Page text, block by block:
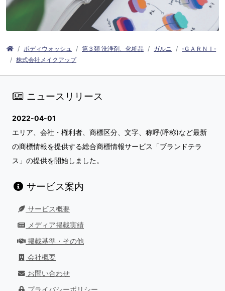
ボディウォッシュ 第３類 洗浄剤、化粧品 ガルニ
‐ＧＡＲＮＩ‐
株式会社メイクアップ
ニュースリリース
2022-04-01
エリア、会社・権利者、商標区分、文字、称呼(呼称)など最新
の商標情報を提供する総合商標情報サービス「ブランドテラ
ス」の提供を開始しました。
サービス案内
サービス概要
メディア掲載実績
掲載基準・その他
会社概要
お問い合わせ